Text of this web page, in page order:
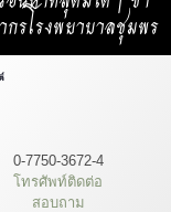
รโรงพยาบาลชุมพร
0-7750-3672-4
โทรศัพท์ติดต่อ
สอบถาม